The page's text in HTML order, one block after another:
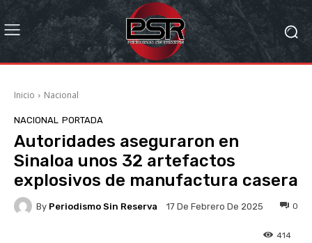
Inicio Nacional
NACIONAL PORTADA
Autoridades aseguraron en
Sinaloa unos 32 artefactos
explosivos de manufactura casera
By Periodismo Sin Reserva 17 De Febrero De 2025 0
414